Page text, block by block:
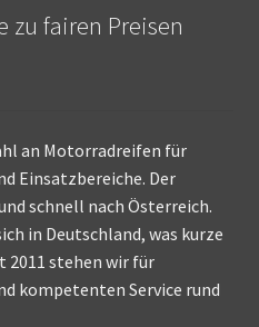
zu fairen Preisen
an Motorradreifen für
Einsatzbereiche. Der
schnell nach Österreich.
in Deutschland, was kurze
stehen wir für
kompetenten Service rund